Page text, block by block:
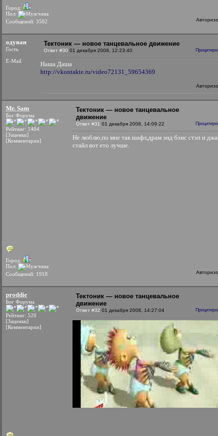
Город:
Пол:
Сообщений: 3502
одуван
Гость
E-Mail
Тектоник — новое танцевальное движение
Ответ #30 01 декабря 2008, 12:23:40
Наша Даша
http://vkontakte.ru/video72131_59654369
Mr. Sam
Бог Форума
Рейтинг: 1404
[Заценки]
[Комментарии]
Город:
Пол:
Сообщений: 1918
Тектоник — новое танцевальное
движение
Ответ #31 01 декабря 2008, 14:09:22
Не люблю,по мне так шафл,драм энд бэис стэп и
стайл вот ето лучше.
proddie
Бог Форума
Рейтинг: 520
[Заценки]
[Комментарии]
Тектоник — новое танцевальное
движение
Ответ #32 01 декабря 2008, 14:27:04